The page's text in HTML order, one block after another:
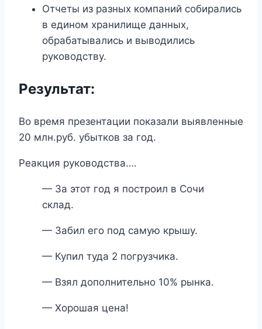
Отчеты из разных компаний собирались
в едином хранилище данных,
обрабатывались и выводились
руководству.
Результат:
Во время презентации показали выявленные
20 млн.руб. убытков за год.
Реакция руководства….
— За этот год я построил в Сочи
склад.
— Забил его под самую крышу.
— Купил туда 2 погрузчика.
— Взял дополнительно 10% рынка.
— Хорошая цена!